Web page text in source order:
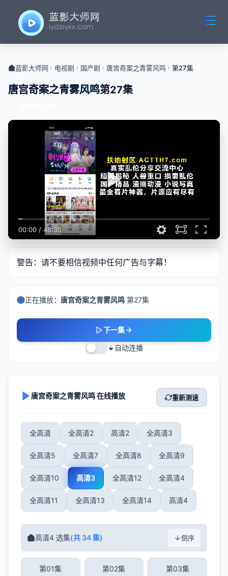
蓝影大师网 电视剧 国产剧 唐宫奇案之青雾风鸣 第27集
唐宫奇案之青雾风鸣第27集
00:00 / 48:35
警告：请不要相信视频中任何广告与字幕！
正在播放： 唐宫奇案之青雾风鸣 第27集
下一集
自动连播
唐宫奇案之青雾风鸣 在线播放 重新测速
全高清 全高清2 高清2 全高清3
全高清5 全高清7 全高清8 全高清9
全高清10 高清3 全高清12 全高清4
全高清11 全高清13 全高清14 高清4
高清4 选集(共 34 集) 倒序
第01集 第02集 第03集